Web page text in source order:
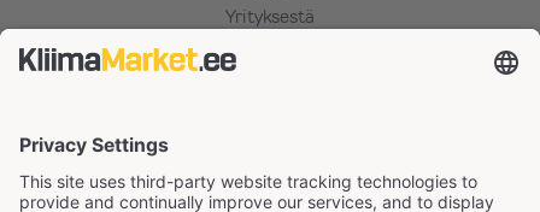
Yrityksestä
Osto- ja myyntiehdot
Yksityisyyskäytäntö